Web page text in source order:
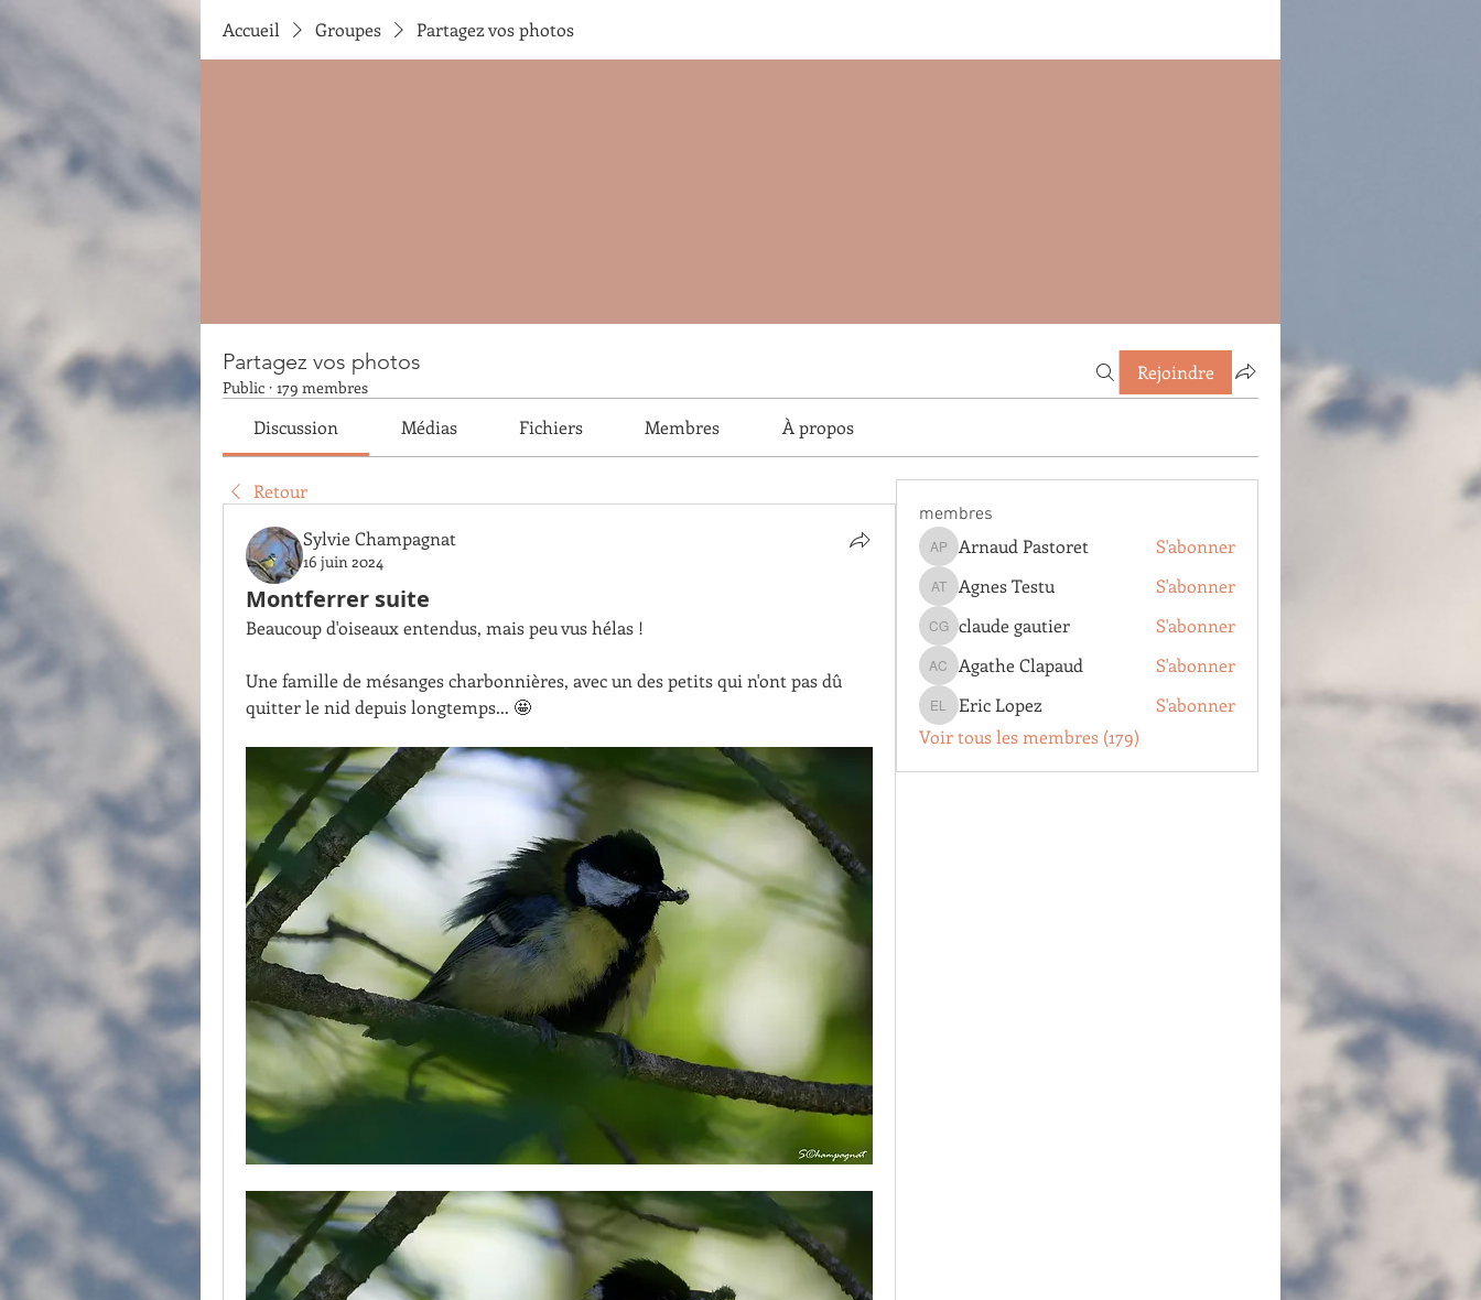
Accueil Groupes Partagez vos photos
Partagez vos photos
Public · 179 membres
Rejoindre
Discussion Médias Fichiers Membres À propos
Retour
Sylvie Champagnat
16 juin 2024
Montferrer suite
Beaucoup d'oiseaux entendus, mais peu vus hélas !
Une famille de mésanges charbonnières, avec un des petits qui n'ont pas dû
quitter le nid depuis longtemps... 🤩
membres
Arnaud Pastoret
Arnaud Pastoret S'abonner
Agnes Testu
Agnes Testu S'abonner
claude gautier
claude gautier S'abonner
Agathe Clapaud
Agathe Clapaud S'abonner
Eric Lopez
Eric Lopez
S'abonner
Voir tous les membres (179)